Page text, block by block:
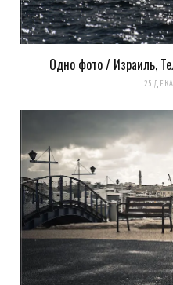
Одно фото / Израиль,
25